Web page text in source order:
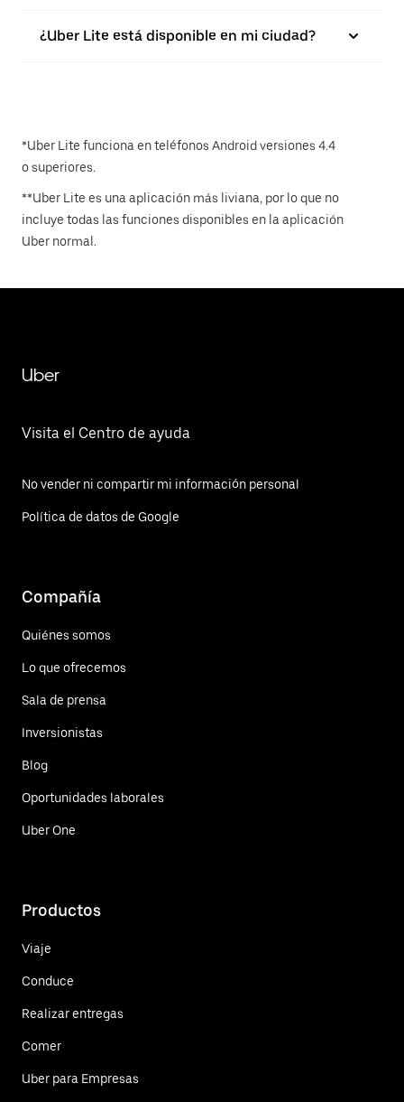
¿Uber Lite está disponible en mi ciudad?
*Uber Lite funciona en teléfonos Android versiones 4.4
o superiores.
**Uber Lite es una aplicación más liviana, por lo que no
incluye todas las funciones disponibles en la aplicación
Uber normal.
Uber
Visita el Centro de ayuda
No vender ni compartir mi información personal
Política de datos de Google
Compañía
Quiénes somos
Lo que ofrecemos
Sala de prensa
Inversionistas
Blog
Oportunidades laborales
Uber One
Productos
Viaje
Conduce
Realizar entregas
Comer
Uber para Empresas